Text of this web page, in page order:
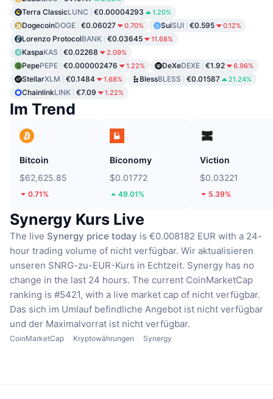
Terra ClassicLUNC €0.00004293 1.20%
DogecoinDOGE €0.06027 0.70% SuiSUI €0.595 0.12%
Lorenzo ProtocolBANK €0.03645 11.68%
KaspaKAS €0.02268 2.09%
PepePEPE €0.000002476 1.22% DeXeDEXE €1.92 6.96%
StellarXLM €0.1484 1.68% BlessBLESS €0.01587 21.24%
ChainlinkLINK €7.09 1.22%
Im Trend
Bitcoin
$62,625.85
0.71%
Biconomy
$0.01772
49.01%
Viction
$0.03221
5.39%
Synergy Kurs Live
The live Synergy price today is €0.008182 EUR with a 24-
hour trading volume of nicht verfügbar. Wir aktualisieren
unseren SNRG-zu-EUR-Kurs in Echtzeit. Synergy has no
change in the last 24 hours. The current CoinMarketCap
ranking is #5421, with a live market cap of nicht verfügbar.
Das sich im Umlauf befindliche Angebot ist nicht verfügbar
und der Maximalvorrat ist nicht verfügbar.
CoinMarketCap Kryptowährungen Synergy